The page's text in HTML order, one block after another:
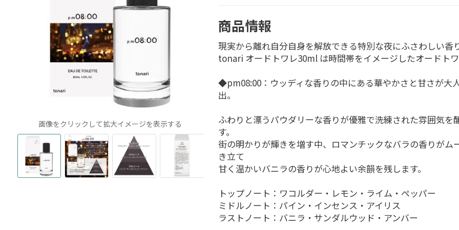
画像をクリックして拡大イメージを表示する
商品情報
現実から離れ自分自身を解放できる特別な夜にふさわしい香り
tonari オードトワレ30ml は時間帯をイメージしたオードトワ
◆pm08:00：ウッディな香りの中にある華やかさと甘さが大
出。
ふわりと漂うパウダリーな香りが優雅で洗練された雰囲気を
す。
街の明かりが輝きを増す中、ロマンチックなバラの香りがム
き立て
甘く温かいバニラの香りが心地よい余韻を残します。
トップノート：ワコルダー・レモン・ライム・ペッパー
ミドルノート：パイン・インセンス・アイリス
ラストノート：バニラ・サンダルウッド・アンバー